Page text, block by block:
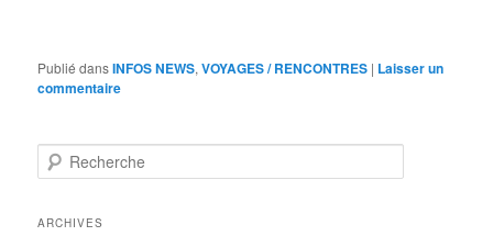
Publié dansINFOS NEWS,VOYAGES / RENCONTRES | Laisser un
commentaire
e
h
ARCHIVES